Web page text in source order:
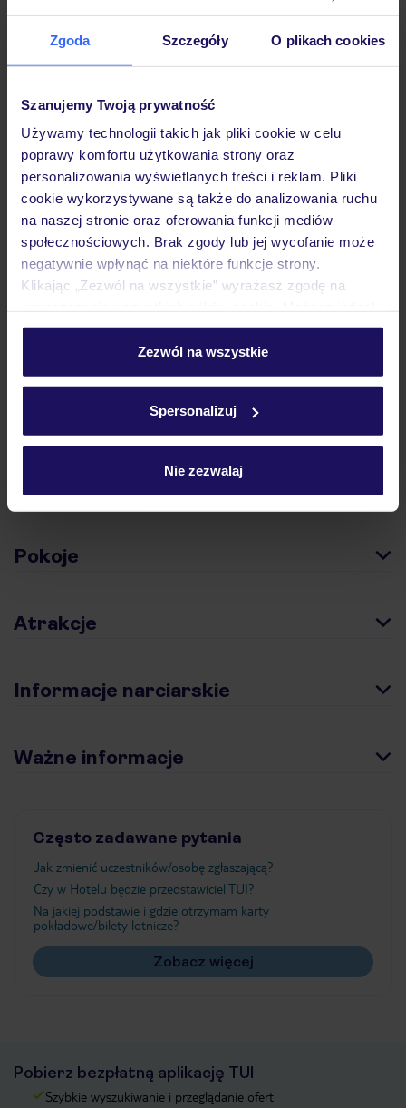
Zgoda Szczegóły O plikach cookies
Szanujemy Twoją prywatność
Używamy technologii takich jak pliki cookie w celu
poprawy komfortu użytkowania strony oraz
personalizowania wyświetlanych treści i reklam. Pliki
cookie wykorzystywane są także do analizowania ruchu
na naszej stronie oraz oferowania funkcji mediów
społecznościowych. Brak zgody lub jej wycofanie może
negatywnie wpłynąć na niektóre funkcje strony.
Klikając „Zezwól na wszystkie” wyrażasz zgodę na
personalizować swój wybór wchodząc w zakładkę
Szczegółowe informacje o plikach cookie znajdziesz
Zezwól na wszystkie
Spersonalizuj
Nie zezwalaj
Dane Mondial Assistance
Dlaczego warto wybrać TUI?
Lider niskich cen
Największe biuro
30 lat w
Opinie
Pokoje
Atrakcje
Informacje narciarskie
Ważne informacje
Często zadawane pytania
Jak zmienić uczestników/osobę zgłaszającą?
Czy w Hotelu będzie przedstawiciel TUI?
Na jakiej podstawie i gdzie otrzymam karty
pokładowe/bilety lotnicze?
Zobacz więcej
Pobierz bezpłatną aplikację TUI
Szybkie wyszukiwanie i przeglądanie ofert